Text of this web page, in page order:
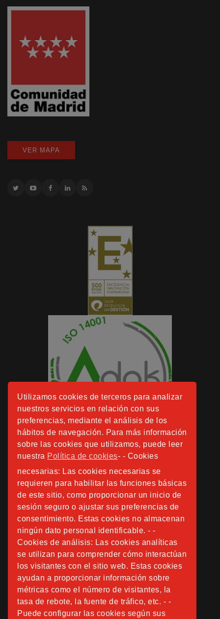
Utilizamos cookies de terceros para analizar
nuestros servicios en relación con sus
preferencias, mediante el análisis de los
hábitos de navegación. Para más información
sobre las cookies que utilizamos, puede leer
nuestra Política de cookies- - Cookies
necesarias: Las cookies necesarias se
requieren para habilitar las funciones básicas
de este sitio, como proporcionar un inicio de
sesión seguro o ajustar sus preferencias de
consentimiento. Estas cookies no almacenan
ningún dato personal identificable. - -
Cookies de análisis: Las cookies analíticas
se utilizan para comprender cómo interactúan
los visitantes con el sitio web. Estas cookies
ayudan a proporcionar información sobre
métricas como el número de visitantes, la
tasa de rebote, la fuente de tráfico, etc. - -
Puede configurar las cookies según sus
VER MAPA